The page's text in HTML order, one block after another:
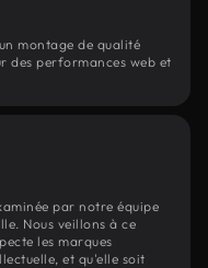
montage de qualité
des performances web et
par notre équipe
Nous veillons à ce
les marques
et qu'elle soit